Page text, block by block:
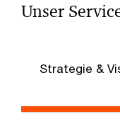
Unser
Strategie &